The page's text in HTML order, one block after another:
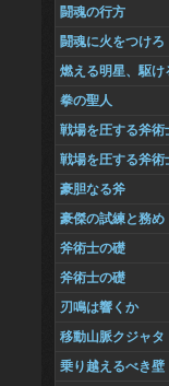
闘魂の行方
闘魂に火をつけろ
燃える明星、駆け
拳の聖人
戦場を圧する斧術
戦場を圧する斧術
豪胆なる斧
豪傑の試練と務め
斧術士の礎
斧術士の礎
刃鳴は響くか
移動山脈クジャタ
乗り越えるべき壁